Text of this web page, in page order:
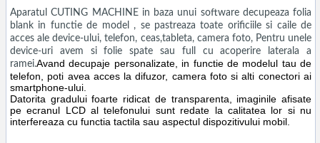
Aparatul CUTING MACHINE in baza unui software decupeaza folia
blank in functie de model , se pastreaza toate orificiile si caile de
acces ale device-ului, telefon, ceas,tableta, camera foto, Pentru unele
device-uri avem si folie spate sau full cu acoperire laterala a
ramei.Avand decupaje personalizate, in functie de modelul tau de
telefon, poti avea acces la difuzor, camera foto si alti conectori ai
smartphone-ului.
Datorita gradului foarte ridicat de transparenta, imaginile afisate
pe ecranul LCD al telefonului sunt redate la calitatea lor si nu
interfereaza cu functia tactila sau aspectul dispozitivului mobil.